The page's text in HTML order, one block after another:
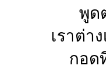
พูด
เราต่า
กอด